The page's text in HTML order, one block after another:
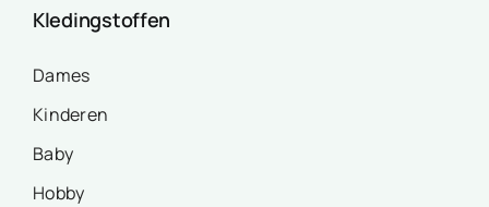
Kledingstoffen
Dames
Kinderen
Baby
Hobby